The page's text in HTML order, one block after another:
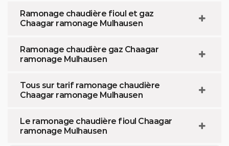
Ramonage chaudière fioul et gaz
Chaagar ramonage Mulhausen
Ramonage chaudière gaz Chaagar
ramonage Mulhausen
Tous sur tarif ramonage chaudière
Chaagar ramonage Mulhausen
Le ramonage chaudière fioul Chaagar
ramonage Mulhausen